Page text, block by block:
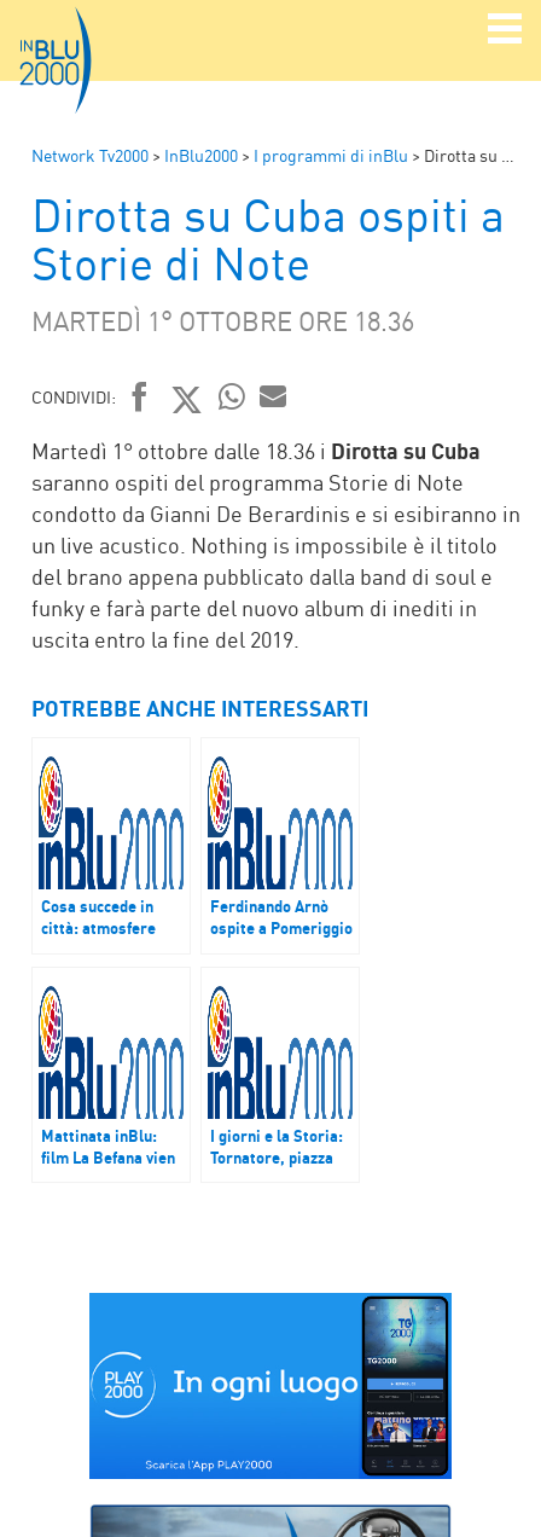
Network Tv2000 > InBlu2000 > I programmi di inBlu > Dirotta su Cuba ospiti a Storie di Note
Dirotta su Cuba ospiti a
Storie di Note
MARTEDÌ 1° OTTOBRE ORE 18.36
CONDIVIDI:
FACEBOOK
TWITTER
WHATSAPP
MAIL
Martedì 1° ottobre dalle 18.36 i Dirotta su Cuba
saranno ospiti del programma Storie di Note
condotto da Gianni De Berardinis e si esibiranno in
un live acustico. Nothing is impossibile è il titolo
del brano appena pubblicato dalla band di soul e
funky e farà parte del nuovo album di inediti in
uscita entro la fine del 2019.
POTREBBE ANCHE INTERESSARTI
Cosa succede in
città: atmosfere
libri
Ferdinando Arnò
ospite a Pomeriggio
Mattinata inBlu:
film La Befana vien
I giorni e la Storia:
Tornatore, piazza